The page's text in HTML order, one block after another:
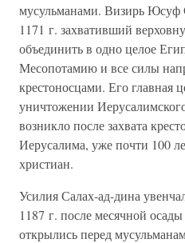
мусульманами. Визирь Юсуф
1171 г. захвативший
объединить в одно целое
Месопотамию и все силы
крестоносцами. Его главная
уничтожении
возникло после захвата
Иерусалима, уже почти 100
христиан.
Усилия Салах-ад-дина
1187 г. после месячной
открылись перед